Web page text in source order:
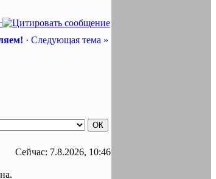
· Следующая тема »
Сейчас: 7.8.2026, 10:46